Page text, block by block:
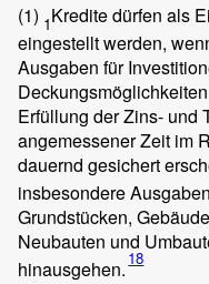
(1) 1Kredite dürfen als
eingestellt werden,
Ausgaben für
Erfüllung der Zins- und
angemessener Zeit im
dauernd gesichert
insbesondere
Grundstücken,
Neubauten und
hinausgehen. 18